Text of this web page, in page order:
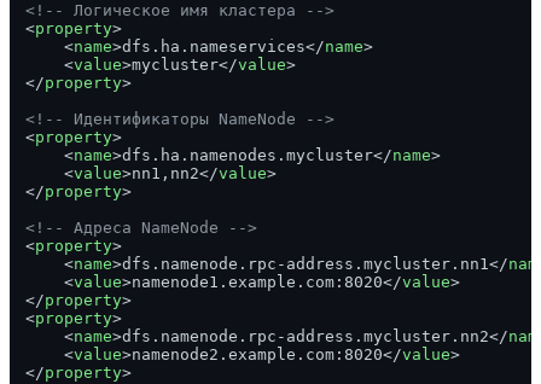
<!-- Логическое имя кластера -->
<property>
<name>dfs.ha.nameservices</name>
<value>mycluster</value>
</property>
<!-- Идентификаторы NameNode -->
<property>
<name>dfs.ha.namenodes.mycluster</name>
<value>nn1,nn2</value>
</property>
<!-- Адреса NameNode -->
<property>
<name>dfs.namenode.rpc-address.mycluster.nn1</
<value>namenode1.example.com:8020</value>
</property>
<property>
<name>dfs.namenode.rpc-address.mycluster.nn2</
<value>namenode2.example.com:8020</value>
</property>